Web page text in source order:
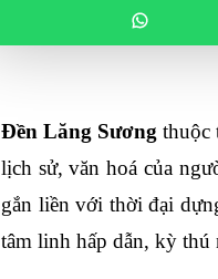
Đền Lăng Sương thuộc
lịch sử, văn hoá của
gắn liền với thời đại
tâm linh hấp dẫn, kỳ thú